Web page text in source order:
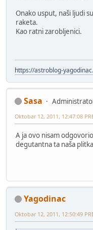
Onako usput, naši ljudi
raketa.
Kao ratni zarobljenici.
https://astroblog-
Sasa
Oktobar 12, 2011, 12:47:08
A ja ovo nisam
degutantna ta naša
Yagodinac
Oktobar 12, 2011, 12:50:49